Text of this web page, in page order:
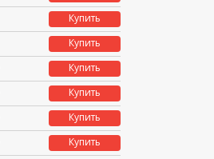
Купить
Купить
Купить
Купить
Купить
Купить